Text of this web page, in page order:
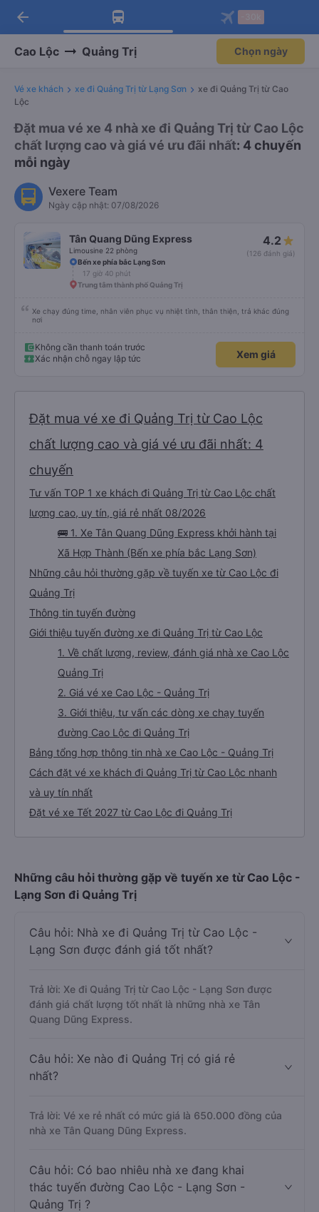
Tải app Vexere ngay!
Nhận ưu đãi thành viên độc
Mở app
Tải app Vexere
-30k/ghế khi đặt vé máy bay qua
Mở app
arrow_back
Cao Lộc Quảng Trị Chọn ngày
Vé xe khách xe đi Quảng Trị từ Lạng Sơn
xe đi Quảng Trị từ Cao
Lộc
Đặt mua vé xe 4 nhà xe đi Quảng Trị từ Cao Lộc
chất lượng cao và giá vé ưu đãi nhất: 4 chuyến
mỗi ngày
Vexere Team
Ngày cập nhật: 07/08/2026
Tân Quang Dũng Express
Limousine 22 phòng
4.2
(126 đánh giá)
Bến xe phía bắc Lạng Sơn
17 giờ 40 phút
Trung tâm thành phố Quảng Trị
Xe chạy đúng time, nhân viên phục vụ nhiệt tình, thân thiện, trả khác đúng
nơi
Không cần thanh toán trước
Xác nhận chỗ ngay lập tức
Xem giá
Đặt mua vé xe đi Quảng Trị từ Cao Lộc
chất lượng cao và giá vé ưu đãi nhất: 4
chuyến
Tư vấn TOP 1 xe khách đi Quảng Trị từ Cao Lộc chất
lượng cao, uy tín, giá rẻ nhất 08/2026
🚌 1. Xe Tân Quang Dũng Express khởi hành tại
Xã Hợp Thành (Bến xe phía bắc Lạng Sơn)
Những câu hỏi thường gặp về tuyến xe từ Cao Lộc đi
Quảng Trị
Thông tin tuyến đường
Giới thiệu tuyến đường xe đi Quảng Trị từ Cao Lộc
1. Về chất lượng, review, đánh giá nhà xe Cao Lộc
Quảng Trị
2. Giá vé xe Cao Lộc - Quảng Trị
3. Giới thiệu, tư vấn các dòng xe chạy tuyến
đường Cao Lộc đi Quảng Trị
Bảng tổng hợp thông tin nhà xe Cao Lộc - Quảng Trị
Cách đặt vé xe khách đi Quảng Trị từ Cao Lộc nhanh
và uy tín nhất
Đặt vé xe Tết 2027 từ Cao Lộc đi Quảng Trị
Những câu hỏi thường gặp về tuyến xe từ Cao Lộc -
Lạng Sơn đi Quảng Trị
Câu hỏi: Nhà xe đi Quảng Trị từ Cao Lộc -
Lạng Sơn được đánh giá tốt nhất?
Trả lời: Xe đi Quảng Trị từ Cao Lộc - Lạng Sơn được
đánh giá chất lượng tốt nhất là những nhà xe Tân
Quang Dũng Express.
Câu hỏi: Xe nào đi Quảng Trị có giá rẻ
nhất?
Trả lời: Vé xe rẻ nhất có mức giá là 650.000 đồng của
nhà xe Tân Quang Dũng Express.
Câu hỏi: Có bao nhiêu nhà xe đang khai
thác tuyến đường Cao Lộc - Lạng Sơn -
Quảng Trị ?